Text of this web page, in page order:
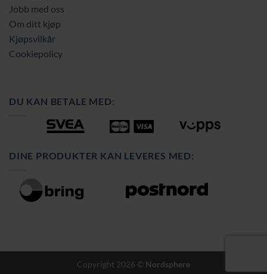
Jobb med oss
Om ditt kjøp
Kjøpsvilkår
Cookiepolicy
DU KAN BETALE MED:
DINE PRODUKTER KAN LEVERES MED:
Copyright 2026 © Nordsphere